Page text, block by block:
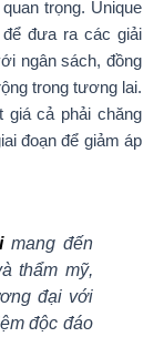
trọng. Unique
đưa ra các giải
ngân sách, đồng
trong tương lai.
giá cả phải chăng
đoạn để giảm áp
mang đến
thẩm mỹ,
đại với
độc đáo